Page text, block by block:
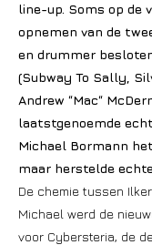
line-up. Soms op de
opnemen van de
en drummer
(Subway To Sally,
Andrew “Mac“
laatstgenoemde
Michael Bormann
maar herstelde
De chemie tussen
Michael werd de
voor Cybersteria, de